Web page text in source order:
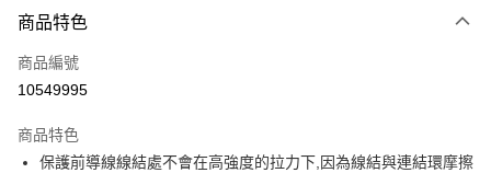
信用卡一次付款
信用卡分期付款
合作金庫商業銀行
華南商業銀行
彰化商業銀行
超商取貨付款
商品特色
商品編號
10549995
商品特色
保護前導線線結處不會在高強度的拉力下,因為線結與連結環摩擦